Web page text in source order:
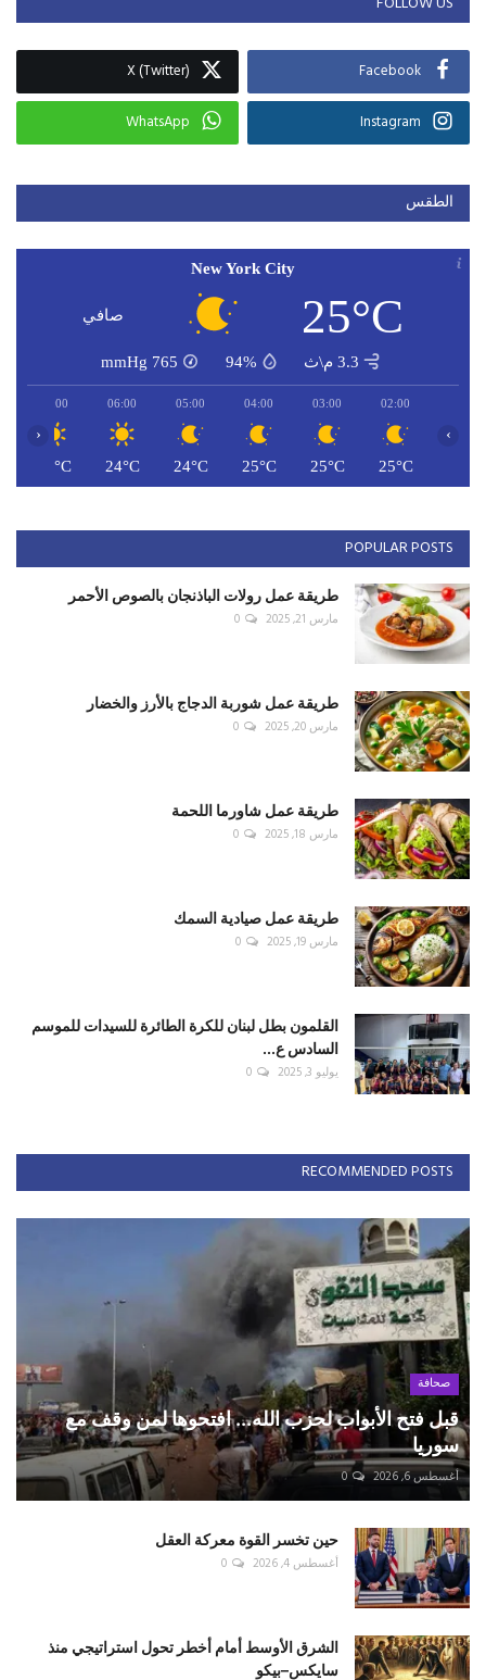
Facebook
X (Twitter)
Instagram
WhatsApp
الطقس
New York City
25°C صافي
3.3 م\ث 94%
765
mmHg
02:00
25°C
03:00
25°C
04:00
25°C
05:00
24°C
06:00
24°C
07:00
24°C
‹ ›
POPULAR POSTS
طريقة عمل رولات الباذنجان بالصوص الأحمر
مارس 21, 2025 0
طريقة عمل شوربة الدجاج بالأرز والخضار
مارس 20, 2025 0
طريقة عمل شاورما اللحمة
مارس 18, 2025 0
طريقة عمل صيادية السمك
مارس 19, 2025 0
القلمون بطل لبنان للكرة الطائرة للسيدات للموسم
السادس ع...
يوليو 3, 2025 0
RECOMMENDED POSTS
صحافة
قبل فتح الأبواب لحزب الله... افتحوها لمن وقف مع
سوريا
أغسطس 6, 2026 0
حين تخسر القوة معركة العقل
أغسطس 4, 2026 0
الشرق الأوسط أمام أخطر تحول استراتيجي منذ
سايكس–بيكو